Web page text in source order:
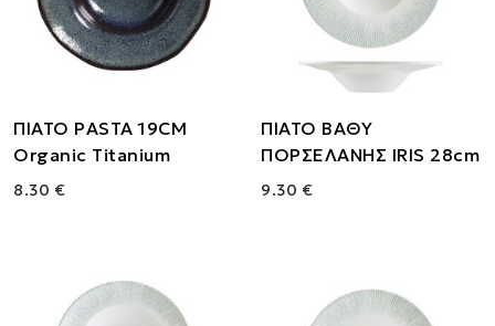
ΠΙΑΤΟ PASTA 19CM
Organic Titanium
8.30 €
ΠΙΑΤΟ ΒΑΘΥ
ΠΟΡΣΕΛΑΝΗΣ IRIS 28cm
9.30 €